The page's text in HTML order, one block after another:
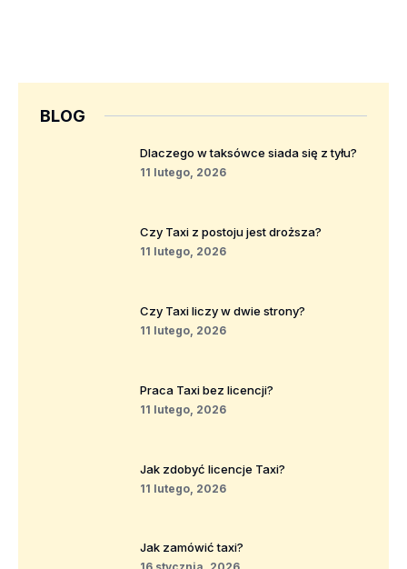
BLOG
Dlaczego w taksówce siada się z tyłu?
11 lutego, 2026
Czy Taxi z postoju jest droższa?
11 lutego, 2026
Czy Taxi liczy w dwie strony?
11 lutego, 2026
Praca Taxi bez licencji?
11 lutego, 2026
Jak zdobyć licencje Taxi?
11 lutego, 2026
Jak zamówić taxi?